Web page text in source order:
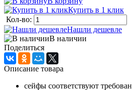
Купить в 1 клик
Кол-во:
Нашли дешевле
В наличии
Поделиться
Описание товара
сейфы соответствуют